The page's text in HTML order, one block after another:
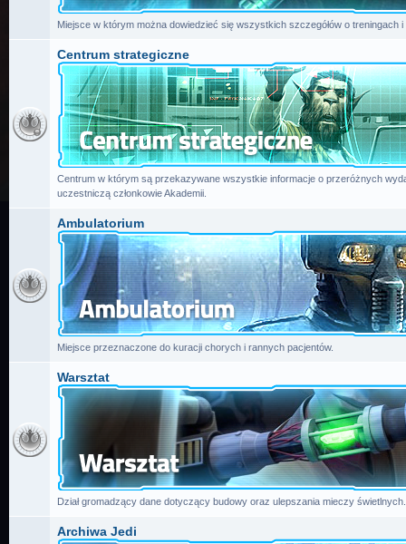
Miejsce w którym można dowiedzieć się wszystkich szczegółów o treningach
Centrum strategiczne
Centrum w którym są przekazywane wszystkie informacje o przeróżnych
uczestniczą członkowie Akademii.
Ambulatorium
Miejsce przeznaczone do kuracji chorych i rannych pacjentów.
Warsztat
Dział gromadzący dane dotyczący budowy oraz ulepszania mieczy świetlnych.
Archiwa Jedi